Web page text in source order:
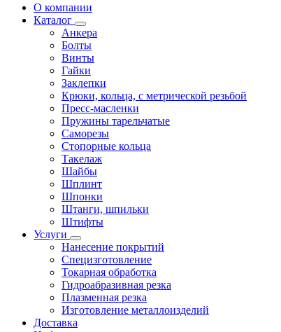
О компании
Каталог
Анкера
Болты
Винты
Гайки
Заклепки
Крюки, кольца, с метрической резьбой
Пресс-масленки
Пружины тарельчатые
Саморезы
Стопорные кольца
Такелаж
Шайбы
Шплинт
Шпонки
Штанги, шпильки
Штифты
Услуги
Нанесение покрытий
Специзготовление
Токарная обработка
Гидроабразивная резка
Плазменная резка
Изготовление металлоизделий
Доставка